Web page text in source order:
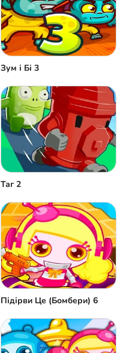
Зум і Бі 3
Таг 2
Підірви Це (Бомбери) 6